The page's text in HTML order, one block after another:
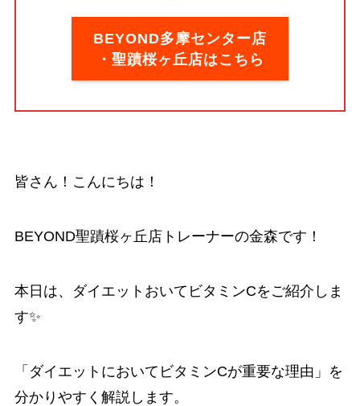
BEYOND多摩センター店
・聖蹟桜ヶ丘店はこちら
皆さん！こんにちは！
BEYOND聖蹟桜ヶ丘店トレーナーの金森です！
本日は、ダイエットおいてビタミンCをご紹介しま
す✨
「ダイエットにおいてビタミンCが重要な理由」を
分かりやすく解説します。